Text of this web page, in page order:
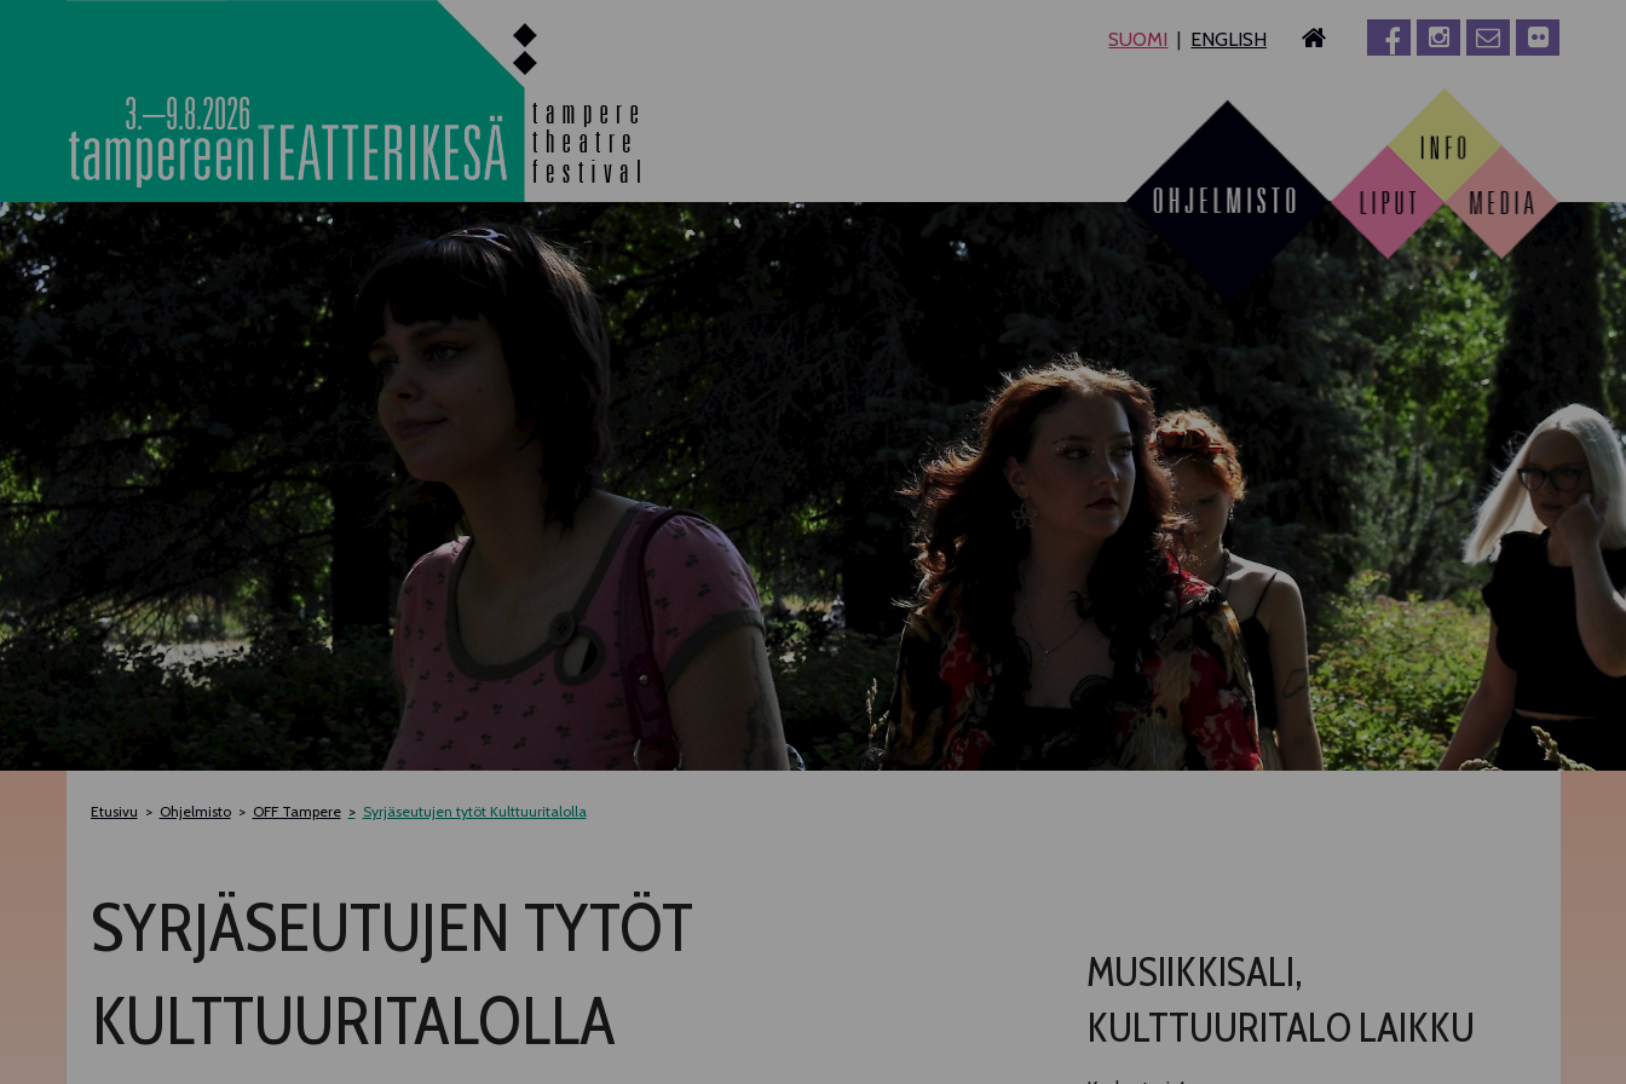
SUOMI ENGLISH
3.–9.8.2026
PÄÄOHJELMISTO TELTTALAB OFF TAMPERE
TAPAHTUMIEN YÖ MUU OHJELMISTO
Etusivu Ohjelmisto OFF Tampere Syrjäseutujen tytöt Kulttuuritalolla
SYRJÄSEUTUJEN TYTÖT
KULTTUURITALOLLA
MUSIIKKISALI,
KULTTUURITALO LAIKKU